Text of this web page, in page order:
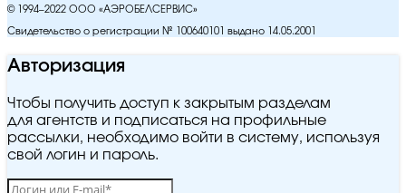
© 1994–2022 ООО «АЭРОБЕЛСЕРВИС»
Свидетельство о регистрации № 100640101 выдано 14.05.2001
Авторизация
Чтобы получить доступ к закрытым разделам
для агентств и подписаться на профильные
рассылки, необходимо войти в систему, используя
свой логин и пароль.